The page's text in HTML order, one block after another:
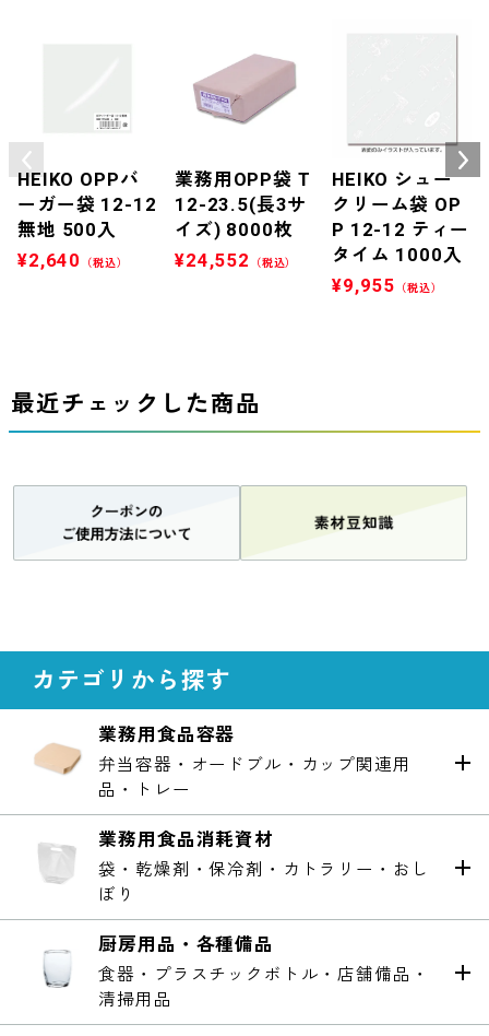
HEIKO OPPバ
ーガー袋 12-12
無地 500入
¥2,640 （税込）
業務用OPP袋 T
12-23.5(長3サ
イズ) 8000枚
¥24,552 （税込）
HEIKO シュー
クリーム袋 OP
P 12-12 ティー
タイム 1000入
¥9,955 （税込）
最近チェックした商品
カテゴリから探す
業務用食品容器
弁当容器・オードブル・カップ関連用
品・トレー
業務用食品消耗資材
袋・乾燥剤・保冷剤・カトラリー・おし
ぼり
厨房用品・各種備品
食器・プラスチックボトル・店舗備品・
清掃用品